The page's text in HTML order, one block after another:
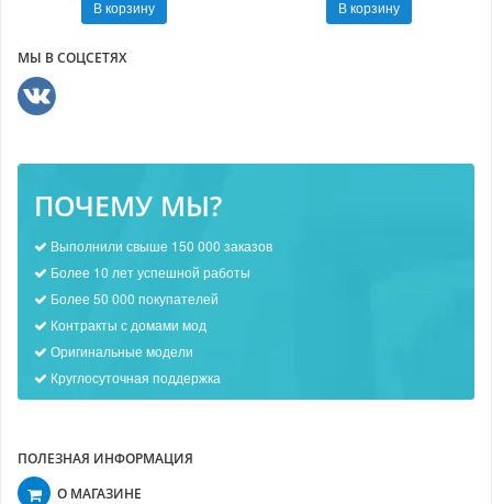
В корзину
В корзину
МЫ В СОЦСЕТЯХ
ПОЧЕМУ МЫ?
Выполнили свыше 150 000 заказов
Более 10 лет успешной работы
Более 50 000 покупателей
Контракты с домами мод
Оригинальные модели
Круглосуточная поддержка
ПОЛЕЗНАЯ ИНФОРМАЦИЯ
О МАГАЗИНЕ